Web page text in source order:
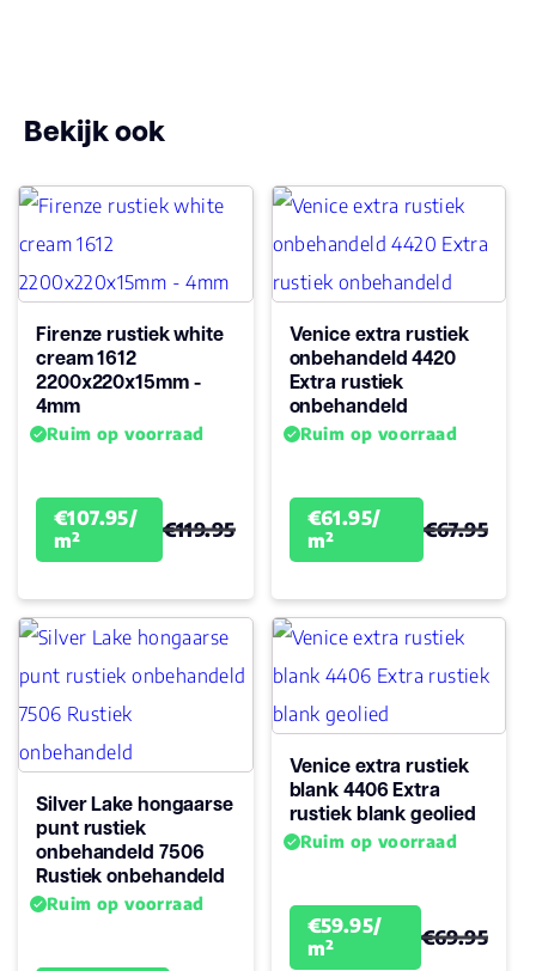
Bekijk ook
Firenze rustiek white
cream 1612
2200x220x15mm -
4mm
Ruim op voorraad
€107.95/
m²
€119.95
Venice extra rustiek
onbehandeld 4420
Extra rustiek
onbehandeld
Ruim op voorraad
€61.95/
m²
€67.95
Silver Lake hongaarse
punt rustiek
onbehandeld 7506
Rustiek onbehandeld
Ruim op voorraad
Venice extra rustiek
blank 4406 Extra
rustiek blank geolied
Ruim op voorraad
€59.95/
m²
€69.95